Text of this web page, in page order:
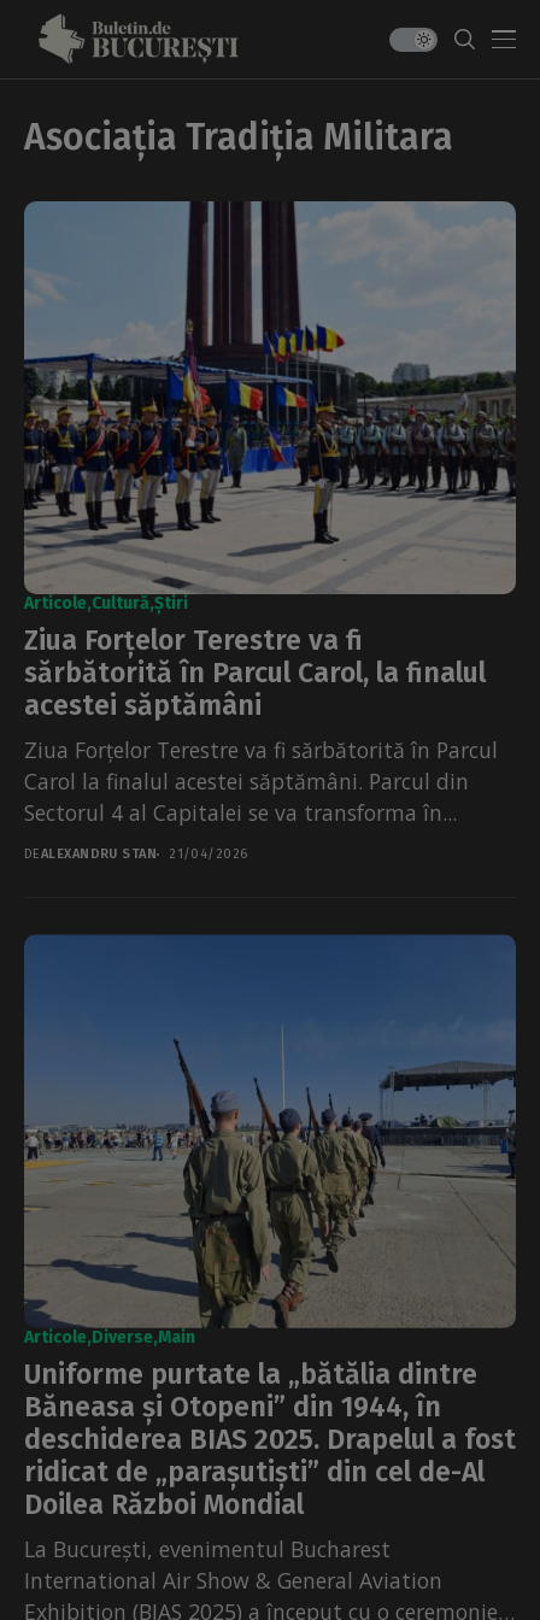
Asociația Tradiția Militara
Articole Cultură Știri
Ziua Forțelor Terestre va fi
sărbătorită în Parcul Carol, la finalul
acestei săptămâni
Ziua Forțelor Terestre va fi sărbătorită în Parcul
Carol la finalul acestei săptămâni. Parcul din
Sectorul 4 al Capitalei se va transforma în...
DEALEXANDRU STAN 21/04/2026
Articole Diverse Main
Uniforme purtate la „bătălia dintre
Băneasa și Otopeni” din 1944, în
deschiderea BIAS 2025. Drapelul a fost
ridicat de „parașutiști” din cel de-Al
Doilea Război Mondial
La București, evenimentul Bucharest
International Air Show & General Aviation
Exhibition (BIAS 2025) a început cu o ceremonie